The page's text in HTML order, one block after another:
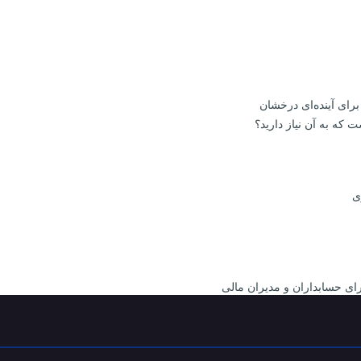
که به آن نیاز دارید؟
حسابداران و مدیران مالی